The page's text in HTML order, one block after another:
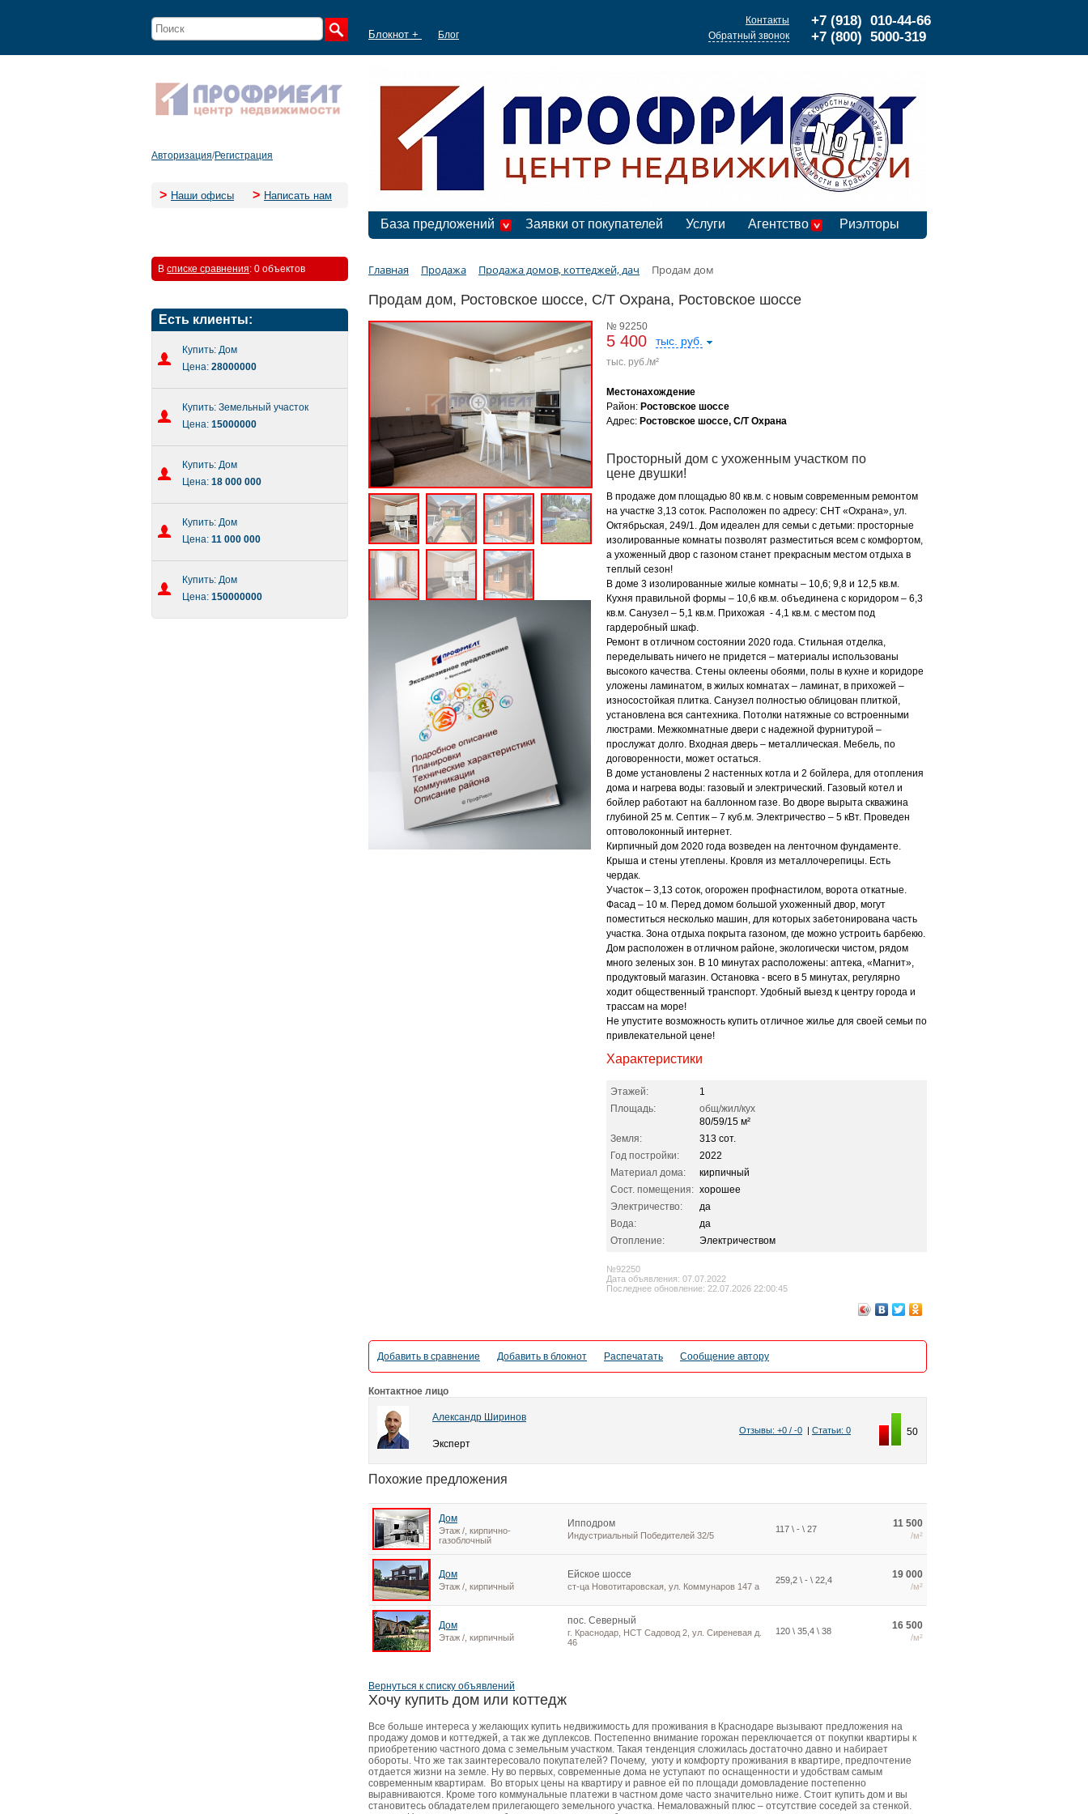
Блокнот + Блог
+7 (918) 010-44-66
+7 (800) 5000-319
Контакты
Обратный звонок
Авторизация/Регистрация
> Наши офисы > Написать нам
База предложений Заявки от покупателей Услуги Агентство Риэлторы
В списке сравнения: 0 объектов
Есть клиенты:
Купить: Дом
Цена: 28000000
Купить: Земельный участок
Цена: 15000000
Купить: Дом
Цена: 18 000 000
Купить: Дом
Цена: 11 000 000
Купить: Дом
Цена: 150000000
Главная Продажа Продажа домов, коттеджей, дач Продам дом
Продам дом, Ростовское шоссе, С/Т Охрана, Ростовское шоссе
№ 92250
5 400 тыс. руб.
тыс. руб./м²
Местонахождение
Район: Ростовское шоссе
Адрес: Ростовское шоссе, С/Т Охрана
Просторный дом с ухоженным участком по
цене двушки!
В продаже дом площадью 80 кв.м. с новым современным ремонтом
на участке 3,13 соток. Расположен по адресу: СНТ «Охрана», ул.
Октябрьская, 249/1. Дом идеален для семьи с детьми: просторные
изолированные комнаты позволят разместиться всем с комфортом,
а ухоженный двор с газоном станет прекрасным местом отдыха в
теплый сезон!
В доме 3 изолированные жилые комнаты – 10,6; 9,8 и 12,5 кв.м.
Кухня правильной формы – 10,6 кв.м. объединена с коридором – 6,3
кв.м. Санузел – 5,1 кв.м. Прихожая - 4,1 кв.м. с местом под
гардеробный шкаф.
Ремонт в отличном состоянии 2020 года. Стильная отделка,
переделывать ничего не придется – материалы использованы
высокого качества. Стены оклеены обоями, полы в кухне и коридоре
уложены ламинатом, в жилых комнатах – ламинат, в прихожей –
износостойкая плитка. Санузел полностью облицован плиткой,
установлена вся сантехника. Потолки натяжные со встроенными
люстрами. Межкомнатные двери с надежной фурнитурой –
прослужат долго. Входная дверь – металлическая. Мебель, по
договоренности, может остаться.
В доме установлены 2 настенных котла и 2 бойлера, для отопления
дома и нагрева воды: газовый и электрический. Газовый котел и
бойлер работают на баллонном газе. Во дворе вырыта скважина
глубиной 25 м. Септик – 7 куб.м. Электричество – 5 кВт. Проведен
оптоволоконный интернет.
Кирпичный дом 2020 года возведен на ленточном фундаменте.
Крыша и стены утеплены. Кровля из металлочерепицы. Есть
чердак.
Участок – 3,13 соток, огорожен профнастилом, ворота откатные.
Фасад – 10 м. Перед домом большой ухоженный двор, могут
поместиться несколько машин, для которых забетонирована часть
участка. Зона отдыха покрыта газоном, где можно устроить барбекю.
Дом расположен в отличном районе, экологически чистом, рядом
много зеленых зон. В 10 минутах расположены: аптека, «Магнит»,
продуктовый магазин. Остановка - всего в 5 минутах, регулярно
ходит общественный транспорт. Удобный выезд к центру города и
трассам на море!
Не упустите возможность купить отличное жилье для своей семьи по
привлекательной цене!
Характеристики
Этажей:
1
Площадь:
общ/жил/кух
80/59/15 м²
Земля:
313 сот.
Год постройки:
2022
Материал дома:
кирпичный
Сост. помещения: хорошее
Электричество:
да
Вода:
да
Отопление:
Электричеством
№92250
Дата объявления: 07.07.2022
Последнее обновление: 22.07.2026 22:00:45
Добавить в сравнение Добавить в блокнот Распечатать Сообщение автору
Контактное лицо
Александр Ширинов
Эксперт
Отзывы: +0 / -0 | Статьи: 0 50
Похожие предложения
Дом
Этаж /, кирпично-
газоблочный
Ипподром
Индустриальный Победителей 32/5
117 \ - \ 27 11 500
/м²
Дом
Этаж /, кирпичный
Ейское шоссе
ст-ца Новотитаровская, ул. Коммунаров 147 а
259,2 \ - \ 22,4 19 000
/м²
Дом
Этаж /, кирпичный
пос. Северный
г. Краснодар, НСТ Садовод 2, ул. Сиреневая д.
46
120 \ 35,4 \ 38 16 500
/м²
Вернуться к списку объявлений
Хочу купить дом или коттедж
Все больше интереса у желающих купить недвижимость для проживания в Краснодаре вызывают предложения на
продажу домов и коттеджей, а так же дуплексов. Постепенно внимание горожан переключается от покупки квартиры к
приобретению частного дома с земельным участком. Такая тенденция сложилась достаточно давно и набирает
обороты. Что же так заинтересовало покупателей? Почему, уюту и комфорту проживания в квартире, предпочтение
отдается жизни на земле. Ну во первых, современные дома не уступают по оснащенности и удобствам самым
современным квартирам. Во вторых цены на квартиру и равное ей по площади домовладение постепенно
выравниваются. Кроме того коммунальные платежи в частном доме часто значительно ниже. Стоит купить дом и вы
становитесь обладателем прилегающего земельного участка. Немаловажный плюс – отсутствие соседей за стенкой.